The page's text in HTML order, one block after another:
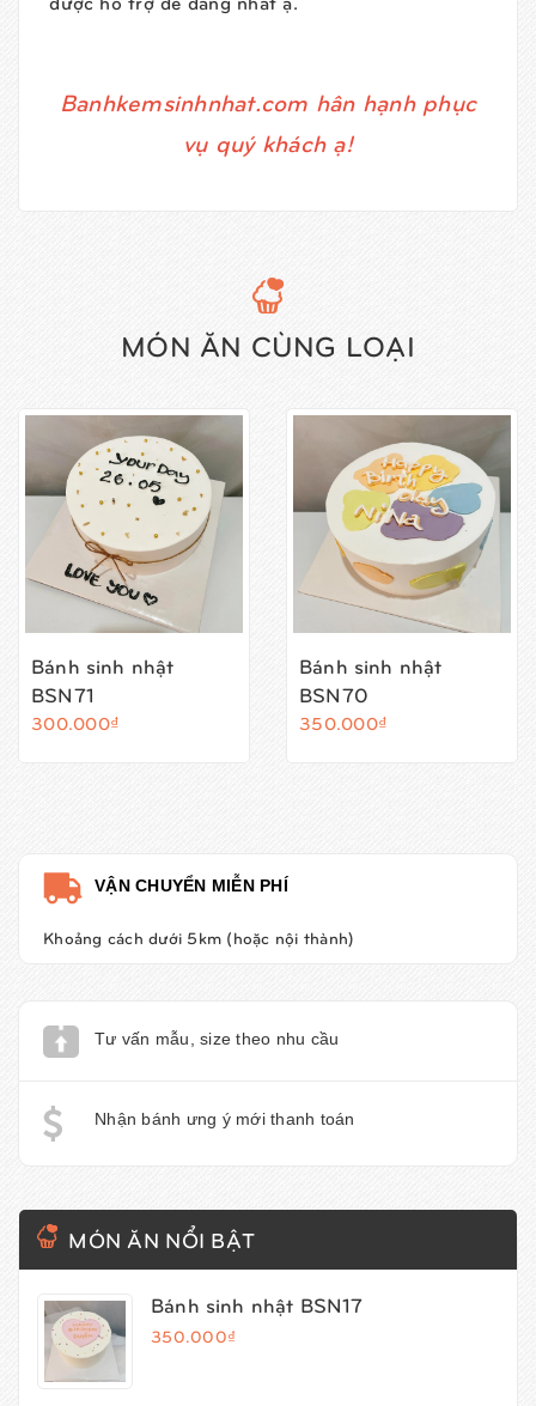
Banhkemsinhnhat.com hân hạnh phục
vụ quý khách ạ!
MÓN ĂN CÙNG LOẠI
Bánh sinh nhật
BSN71
300.000₫
Bánh sinh nhật
BSN70
350.000₫
VẬN CHUYỂN MIỄN PHÍ
Khoảng cách dưới 5km (hoặc nội thành)
Tư vấn mẫu, size theo nhu cầu
Nhận bánh ưng ý mới thanh toán
MÓN ĂN NỔI BẬT
Bánh sinh nhật BSN17
350.000₫